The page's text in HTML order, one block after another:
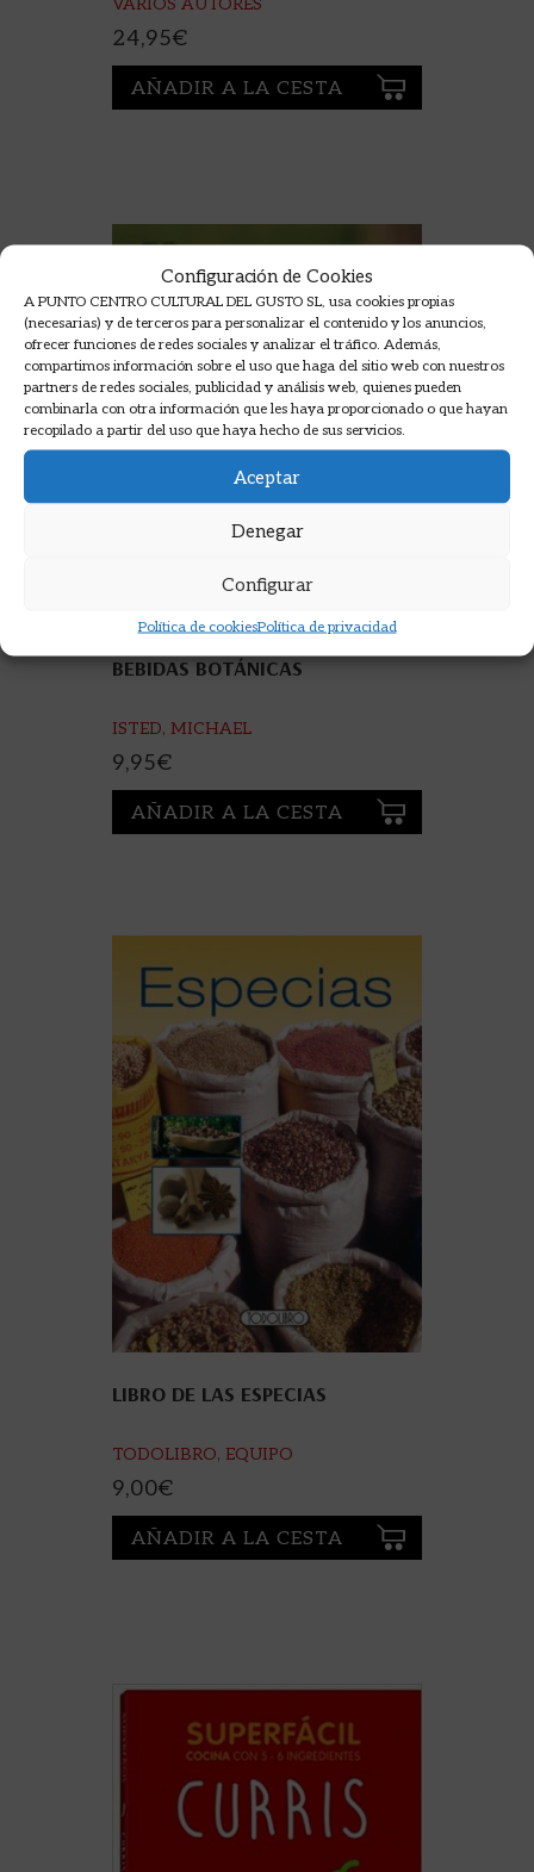
Configuración de Cookies
A PUNTO CENTRO CULTURAL DEL GUSTO SL, usa cookies propias
(necesarias) y de terceros para personalizar el contenido y los anuncios,
ofrecer funciones de redes sociales y analizar el tráfico. Además,
compartimos información sobre el uso que haga del sitio web con nuestros
partners de redes sociales, publicidad y análisis web, quienes pueden
combinarla con otra información que les haya proporcionado o que hayan
recopilado a partir del uso que haya hecho de sus servicios.
Aceptar
Denegar
Configurar
Política de cookiesPolítica de privacidad
VARIOS AUTORES
24,95€
AÑADIR A LA CESTA
BEBIDAS BOTÁNICAS
ISTED, MICHAEL
9,95€
AÑADIR A LA CESTA
LIBRO DE LAS ESPECIAS
TODOLIBRO, EQUIPO
9,00€
AÑADIR A LA CESTA